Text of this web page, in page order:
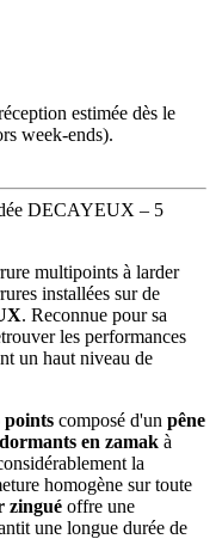
estimée dès le
week-ends).
DECAYEUX – 5
multipoints à larder
installées sur de
. Reconnue pour sa
les performances
un haut niveau de
points composé d'un pêne
en zamak à
la
homogène sur toute
zingué offre une
une longue durée de